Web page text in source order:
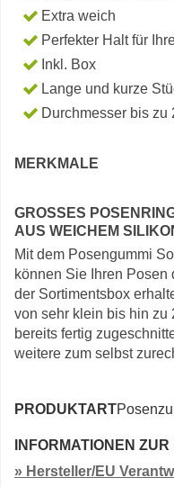
Extra weich
Perfekter Halt für
Inkl. Box
Lange und kurze
Durchmesser bis zu
MERKMALE
GROSSES
US WEICHEM SILIKON
Mit dem Posengummi
können Sie Ihren Posen
der Sortimentsbox
von sehr klein bis hin zu
bereits fertig
weitere zum selbst
PRODUKTART
INFORMATIONEN
» Hersteller/EU